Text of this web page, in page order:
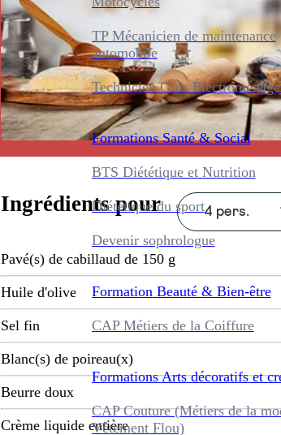
TP Mécanicien de maintenance
automobile
Technicien Gros
Formations Santé & Social
BTS Diététique et Nutrition
Diététique du sport
Devenir sophrologue
Formation Beauté & Bien-être
CAP Métiers de la Coiffure
Formations Arts décoratifs et
CAP Couture (Métiers de la
Vêtement Flou)
Ingrédients pour 4 pers.
Pavé(s) de cabillaud de 150 g
Huile d'olive
Sel fin
Blanc(s) de poireau(x)
Beurre doux
Crème liquide entière